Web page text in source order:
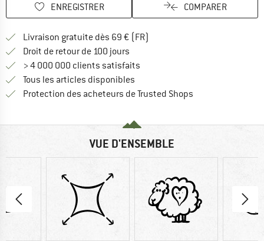
ENREGISTRER COMPARER
Livraison gratuite dès 69 € (FR)
Droit de retour de 100 jours
> 4 000 000 clients satisfaits
Tous les articles disponibles
Protection des acheteurs de Trusted Shops
VUE D'ENSEMBLE